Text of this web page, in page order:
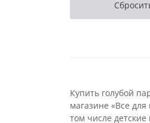
Купить голубой
магазине «Все
том числе